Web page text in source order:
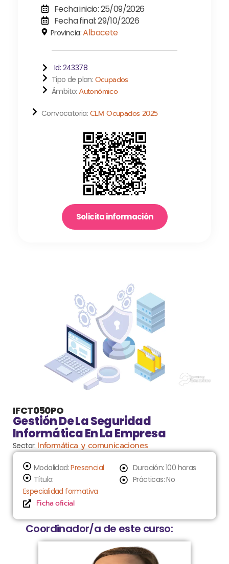
Fecha inicio: 25/09/2026
Fecha final: 29/10/2026
Provincia:Albacete
Id: 243378
Tipo de plan: Ocupados
Ámbito:Autonómico
Convocatoria: CLM Ocupados 2025
Solicita información
IFCT050PO
Gestión De La Seguridad
Informática En La Empresa
Sector: Informática y comunicaciones
Modalidad:Presencial
Título:
Especialidad formativa
Ficha oficial
Duración: 100 horas
Prácticas: No
Coordinador/a de este curso: